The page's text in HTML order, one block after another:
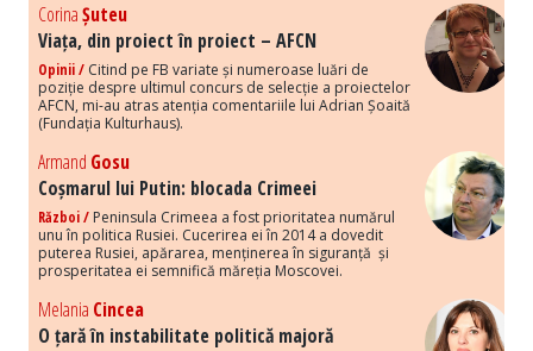
CorinaȘuteu
Viața, din proiect în proiect – AFCN
Opinii / Citind pe FB variate și numeroase luări de
poziție despre ultimul concurs de selecție a proiectelor
AFCN, mi-au atras atenția comentariile lui Adrian Șoaită
(Fundația Kulturhaus).
Armand Gosu
Coșmarul lui Putin: blocada Crimeei
Război / Peninsula Crimeea a fost prioritatea numărul
unu în politica Rusiei. Cucerirea ei în 2014 a dovedit
puterea Rusiei, apărarea, menținerea în siguranță și
prosperitatea ei semnifică măreția Moscovei.
Melania Cincea
O țară în instabilitate politică majoră